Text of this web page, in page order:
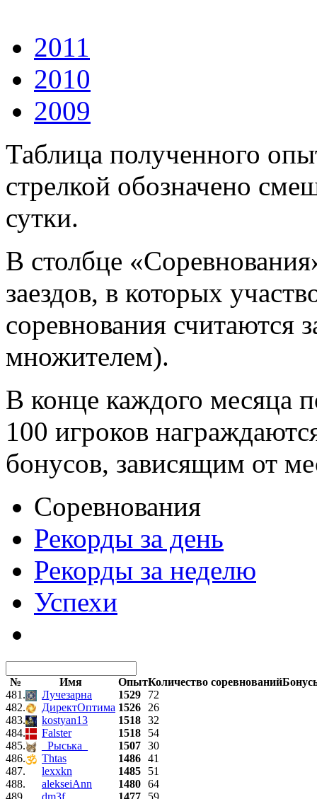
2011
2010
2009
Таблица полученного
стрелкой обозначено
сутки.
В столбце
заездов, в которых
соревнования считаются
множителем).
В конце каждого месяца
100 игроков
бонусов, зависящим от
Соревнования
Рекорды за день
Рекорды за неделю
Успехи
№ Имя ОпытКоличество соревнований
481.
Лучезарна 1529
72
482.
ДиректОптима 1526
26
483.
kostyan13 1518 32
484.
Falster 1518
54
485.
_Рыська_ 1507 30
486.
Thtas 1486 41
487.
lexxkn 1485
51
488.
alekseiAnn 1480 64